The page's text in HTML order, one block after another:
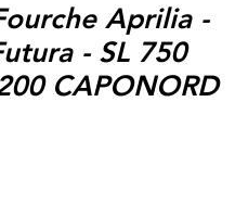
Aprilia -
- SL 750
CAPONORD